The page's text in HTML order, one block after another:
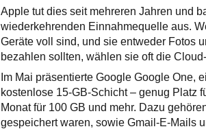
Apple tut dies seit mehreren Jahren und
wiederkehrenden Einnahmequelle aus.
Geräte voll sind, und sie entweder Fotos
bezahlen sollten, wählen sie oft die
Im Mai präsentierte Google Google One,
kostenlose 15-GB-Schicht – genug Platz
Monat für 100 GB und mehr. Dazu
gespeichert waren, sowie Gmail-E-Mails